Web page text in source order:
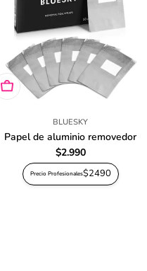
Agregar al carro
BLUESKY
Papel de aluminio removedor
Precio
habitual
$2.990
Precio Profesionales$2490